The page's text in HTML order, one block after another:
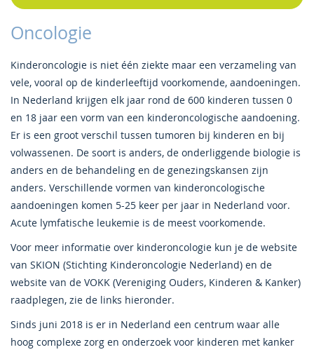
Oncologie
Kinderoncologie is niet één ziekte maar een verzameling van
vele, vooral op de kinderleeftijd voorkomende, aandoeningen.
In Nederland krijgen elk jaar rond de 600 kinderen tussen 0
en 18 jaar een vorm van een kinderoncologische aandoening.
Er is een groot verschil tussen tumoren bij kinderen en bij
volwassenen. De soort is anders, de onderliggende biologie is
anders en de behandeling en de genezingskansen zijn
anders. Verschillende vormen van kinderoncologische
aandoeningen komen 5-25 keer per jaar in Nederland voor.
Acute lymfatische leukemie is de meest voorkomende.
Voor meer informatie over kinderoncologie kun je de website
van SKION (Stichting Kinderoncologie Nederland) en de
website van de VOKK (Vereniging Ouders, Kinderen & Kanker)
raadplegen, zie de links hieronder.
Sinds juni 2018 is er in Nederland een centrum waar alle
hoog complexe zorg en onderzoek voor kinderen met kanker